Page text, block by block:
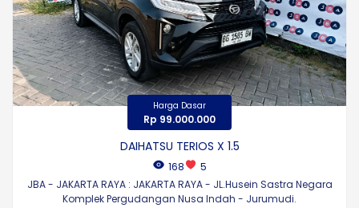
Harga Dasar
Rp 99.000.000
DAIHATSU TERIOS X 1.5
168
5
JBA - JAKARTA RAYA : JAKARTA RAYA - JL.Husein Sastra Negara
Komplek Pergudangan Nusa Indah - Jurumudi.